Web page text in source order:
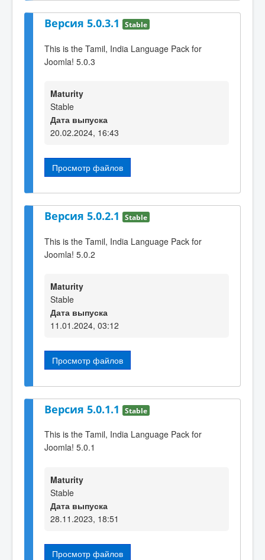
Версия 5.0.3.1 Stable
This is the Tamil, India Language Pack for
Joomla! 5.0.3
Maturity
Stable
Дата выпуска
20.02.2024, 16:43
Просмотр файлов
Версия 5.0.2.1 Stable
This is the Tamil, India Language Pack for
Joomla! 5.0.2
Maturity
Stable
Дата выпуска
11.01.2024, 03:12
Просмотр файлов
Версия 5.0.1.1 Stable
This is the Tamil, India Language Pack for
Joomla! 5.0.1
Maturity
Stable
Дата выпуска
28.11.2023, 18:51
Просмотр файлов